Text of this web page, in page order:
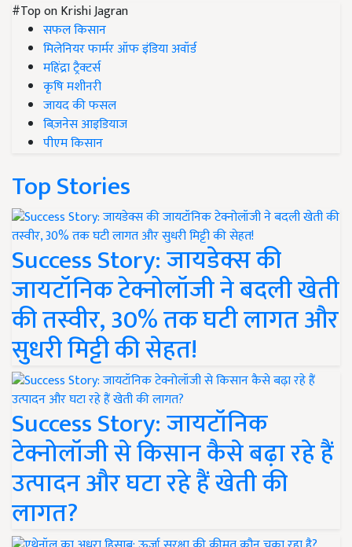
#Top on Krishi Jagran
सफल किसान
मिलेनियर फार्मर ऑफ इंडिया अवॉर्ड
महिंद्रा ट्रैक्टर्स
कृषि मशीनरी
जायद की फसल
बिज़नेस आइडियाज
पीएम किसान
Top Stories
Success Story: जायडेक्स की
जायटॉनिक टेक्नोलॉजी ने बदली खेती
की तस्वीर, 30% तक घटी लागत और
सुधरी मिट्टी की सेहत!
Success Story: जायटॉनिक
टेक्नोलॉजी से किसान कैसे बढ़ा रहे हैं
उत्पादन और घटा रहे हैं खेती की
लागत?